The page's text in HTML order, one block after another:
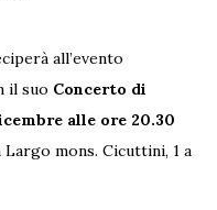
all’evento
il suo Concerto di
alle ore 20.30
mons. Cicuttini, 1 a